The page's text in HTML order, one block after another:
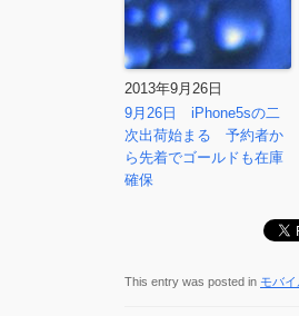
2013年9月26日
9月26日 iPhone5sの二
次出荷始まる 予約者か
ら先着でゴールドも在庫
確保
This entry was posted in モバイ